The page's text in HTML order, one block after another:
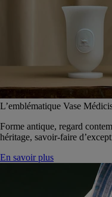
L’emblématique Vase
Forme antique, regard
héritage, savoir-faire
En savoir plus